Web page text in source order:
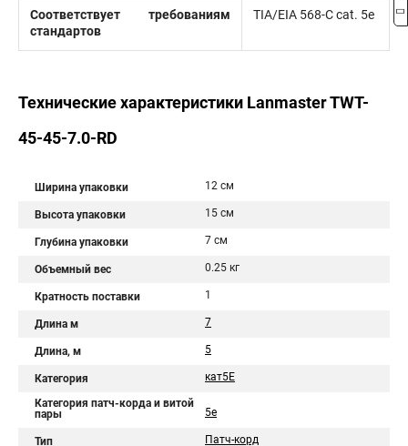
Соответствует требованиям
стандартов
TIA/EIA 568-C cat. 5e
Технические характеристики Lanmaster TWT-
45-45-7.0-RD
Ширина упаковки 12 см
Высота упаковки 15 см
Глубина упаковки 7 см
Объемный вес 0.25 кг
Кратность поставки 1
Длина м 7
Длина, м 5
Категория кат5Е
Категория патч-корда и витой
пары
5e
Тип Патч-корд